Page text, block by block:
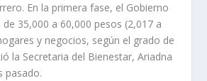
En la primera fase, el Gobierno
35,000 a 60,000 pesos (2,017 a
y negocios, según el grado de
la Secretaria del Bienestar, Ariadna
pasado.